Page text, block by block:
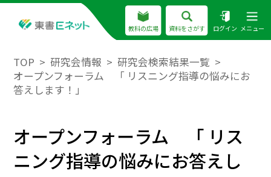
教科の広場 資料をさがす ログイン メニュー
TOP 研究会情報
研究会検索結果一覧
オープンフォーラム 「 リスニング指導の悩みにお
答えします！」
オープンフォーラム 「 リス
ニング指導の悩みにお答えし